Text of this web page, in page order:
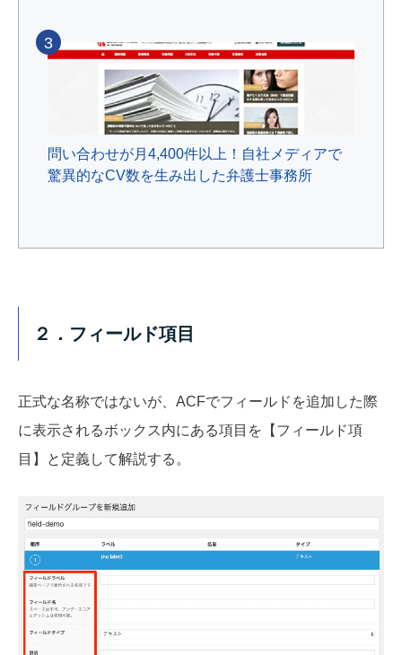
問い合わせが月4,400件以上！自社メディアで
驚異的なCV数を生み出した弁護士事務所
3
２．フィールド項目
正式な名称ではないが、ACFでフィールドを追加した際
に表示されるボックス内にある項目を【フィールド項
目】と定義して解説する。